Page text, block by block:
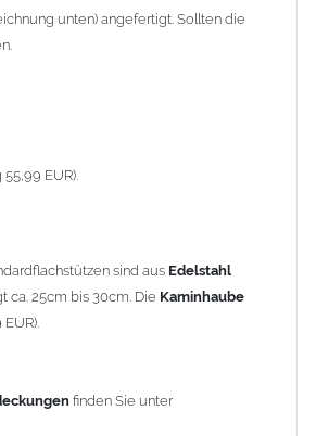
finden Sie unter
Plafond 2, 19 S-Line, 20 Pult
werden nur in Materialdicke 1,5mm
dieKaminhaubein 1,5mm Dicke
unten) angefertigt. Sollten die
EUR).
sind aus Edelstahl
ca. 25cm bis 30cm. Die Kaminhaube
finden Sie unter